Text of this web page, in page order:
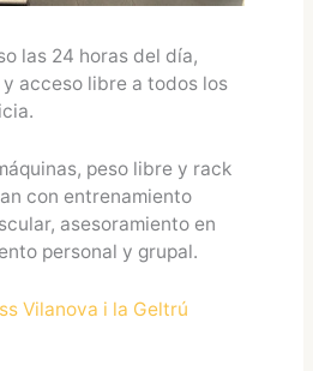
las 24 horas del día,
acceso libre a todos los
peso libre y rack
con entrenamiento
asesoramiento en
personal y grupal.
Vilanova i la Geltrú